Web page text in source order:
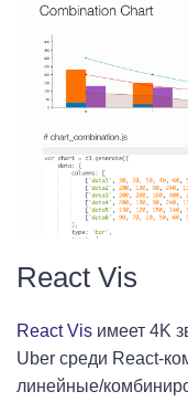
React Vis
React Vis имеет 4K
Uber среди React-
линейные/